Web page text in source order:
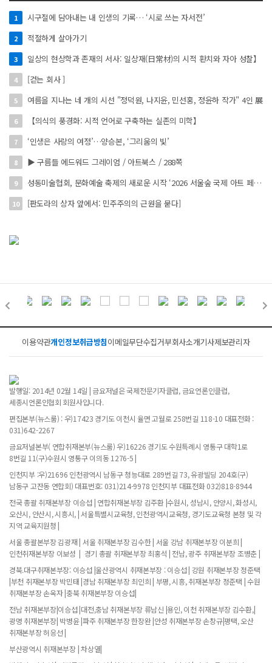
1 시구절에 담아내는 내 인생의 기록… ‘시로 쓰는 자서전’
2 적절하게 살아가기
3 일상의 현상학과 존재의 서사: 일상재(日常材)의 시적 환치와 자아 성찰】
4 [걷는 회사 ]
5 여름을 지나는 네 개의 시선 "정덕원, 나지윤, 민선홍, 정윤하 작가" 4인 展
6 【의식의 풍경화: 시적 언어로 구축하는 실존의 미학】
7 ‘인생은 사랑의 여정’…양승본, ‘그리움의 빛’
8 ▶ 구름들 에드워드 그레이엄 / 아트북스 / 288쪽
9 성동미술협회, 문화예술 축제의 새로운 시작 ‘2026 서울숲 국제 아트 페스타’ 개최
10 [판도라의 상자 앞에서: 민주주의의 근원을 묻다]
이용약관개인정보취급방침이메일무단수집거부회사소개기사제보관리자
발행일: 2014년 02월 14일 | 금요저널은 국제전문기자클럽, 금요언론인클럽,
세종시언론인협회 회원사입니다.
편집본부(뉴스룸) : 우)17423 경기도 이천시 율면 고월로 258번길 118-10 대표전화 :
031)642-2267
금요저널본부( 연합취재본부(뉴스룸) 우)16226 경기도 수원특례시 영통구 대학1로
8번길 11(구)수원시 영통구 이의동 1276-5 |
인천지부 :우)21696 인천광역시 남동구 청능대로 289번길 73, 유광빌딩 204호(구)
남동구 고잔동 연합회) 대표번호: 031)214-9978 인천지부 대표전화 032)818-8944
전국 총괄 취재본부장 이승섭 | 연합취재본부장 김주환 |수원시, 성남시, 안양시, 화성시,
오산시, 안산시, 시흥시, | 서울특별시교육청, 인천광역시교육청, 경기도교육청 본청 및 각
지역 교육지원청 |
서울 총괄본부장 김광재 | 서울 취재본부장 김수한 | 서울 강남 취재본부장 이분희 |
인천취재본부장 이보성 | 경기 총괄 취재본부장 최홍석 | 전남, 광주 취재본부장 조병춘 |
경북.대구취재본부장: 이승섭 |울산광역시 취재본부장 : 이승섭 | 강원 취재본부장 정준택
|부천 취재본부장 박민태 |경남 취재본부장 최인희 | 부평, 시흥, 취재본부장 정준택 | 수원
취재본부장 손옥자 |충북 취재본부장 이승섭|
전남 취재본부장|이승섭 |대전,충남 취재본부장 류남신 |용인, 이천 취재본부장 김수환,|
광명 취재본부장| 박병윤 |파주 취재본부장 한장완 |안성 취재본부장 손창규|평택, 오산
취재본부장 허응선 |
부산광역시 취재본부장 | 차상열|